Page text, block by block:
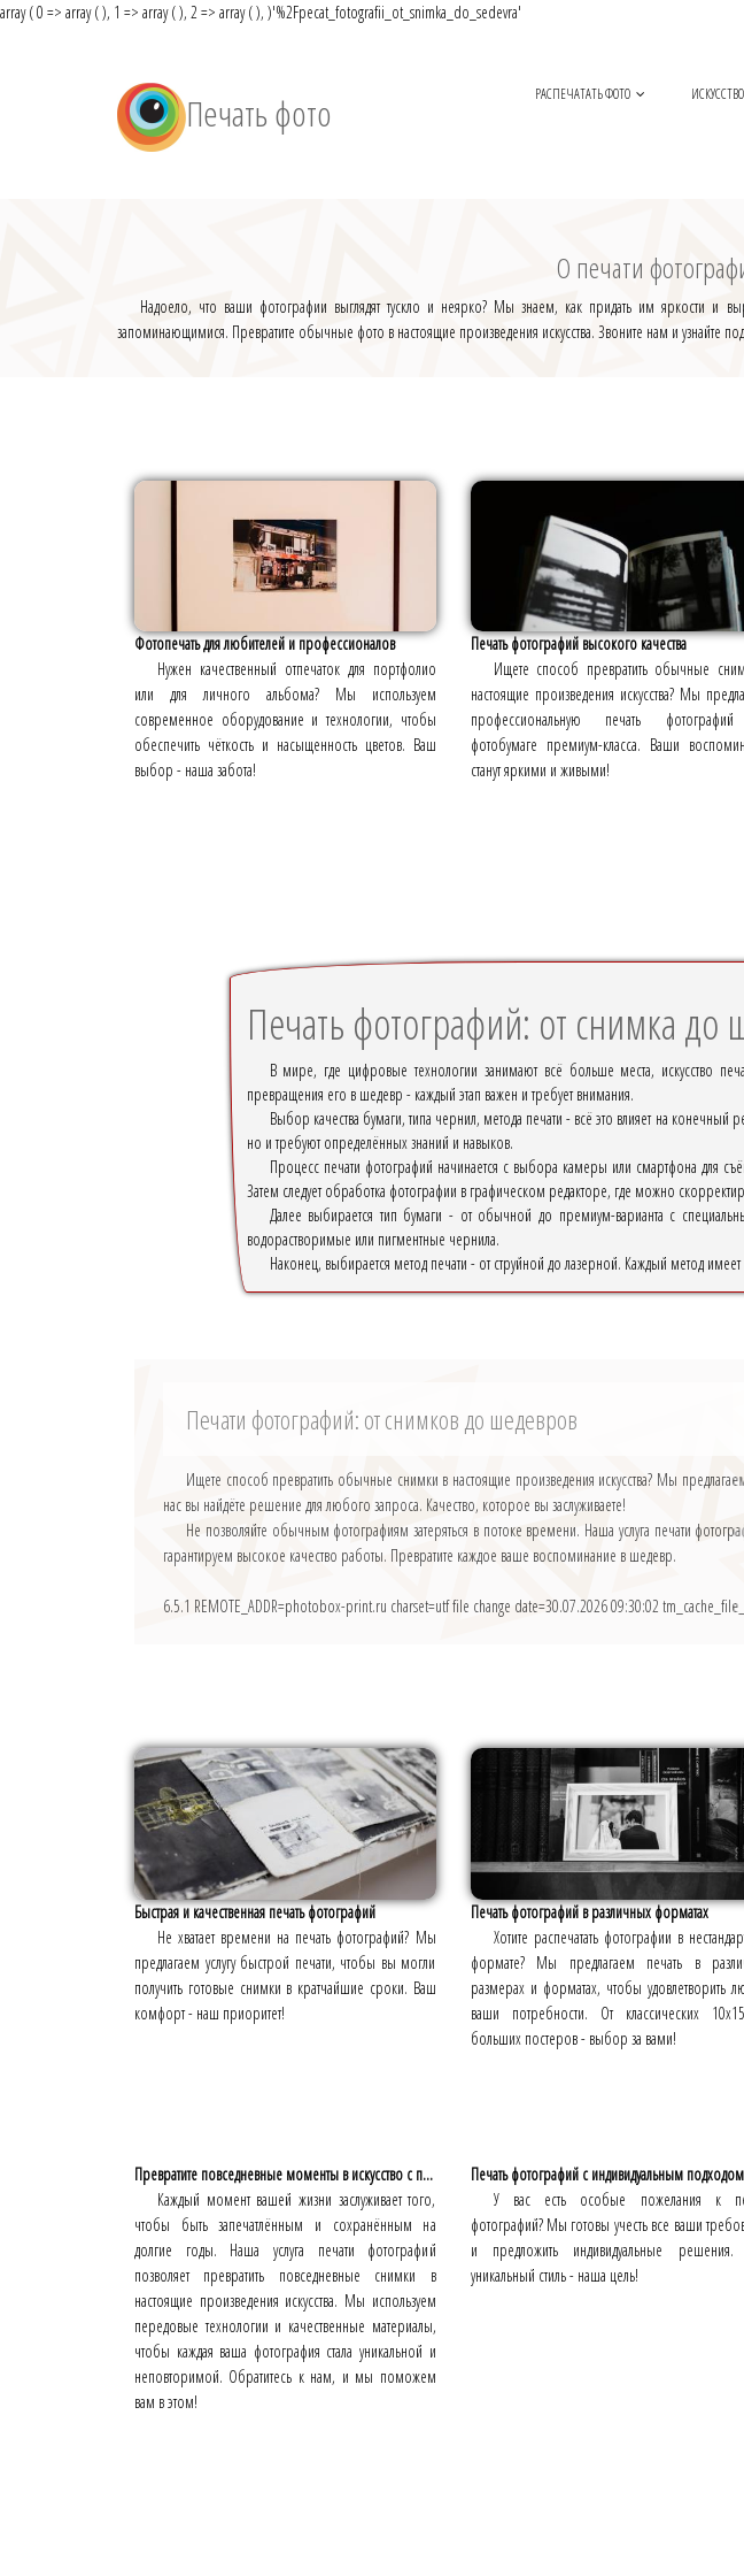
array ( 0 => array ( ), 1 => array ( ), 2 => array ( ), )'%2Fpecat_fotografii_ot_snimka_do_sedevra'
Печать фото РАСПЕЧАТАТЬ ФОТО
О печати
Надоело, что ваши фотографии выглядят тускло и неярко? Мы знаем, как придать им яркости и
запоминающимися. Превратите обычные фото в настоящие произведения искусства. Звоните нам и узнайте
Фотопечать для любителей и профессионалов
Нужен качественный отпечаток для портфолио
или для личного альбома? Мы используем
современное оборудование и технологии, чтобы
обеспечить чёткость и насыщенность цветов. Ваш
выбор - наша забота!
Печать фотографий высокого качества
Ищете способ превратить обычные
настоящие произведения искусства? Мы
профессиональную печать
фотобумаге премиум-класса. Ваши
станут яркими и живыми!
Печать фотографий: от снимка до
В мире, где цифровые технологии занимают всё больше места, искусство
превращения его в шедевр - каждый этап важен и требует внимания.
Выбор качества бумаги, типа чернил, метода печати - всё это влияет на
но и требуют определённых знаний и навыков.
Процесс печати фотографий начинается с выбора камеры или смартфона для
Затем следует обработка фотографии в графическом редакторе, где можно
Далее выбирается тип бумаги - от обычной до премиум-варианта с
водорастворимые или пигментные чернила.
Наконец, выбирается метод печати - от струйной до лазерной. Каждый метод
Печати фотографий: от снимков до шедевров
Ищете способ превратить обычные снимки в настоящие произведения искусства? Мы
нас вы найдёте решение для любого запроса. Качество, которое вы заслуживаете!
Не позволяйте обычным фотографиям затеряться в потоке времени. Наша услуга печати
гарантируем высокое качество работы. Превратите каждое ваше воспоминание в шедевр.
6.5.1 REMOTE_ADDR=photobox-print.ru charset=utf file change date=30.07.2026 09:30:02
Быстрая и качественная печать фотографий
Не хватает времени на печать фотографий? Мы
предлагаем услугу быстрой печати, чтобы вы могли
получить готовые снимки в кратчайшие сроки. Ваш
комфорт - наш приоритет!
Печать фотографий в различных форматах
Хотите распечатать фотографии в
формате? Мы предлагаем печать в
размерах и форматах, чтобы удовлетворить
ваши потребности. От классических
больших постеров - выбор за вами!
Превратите повседневные моменты в искусство с п...
Каждый момент вашей жизни заслуживает того,
чтобы быть запечатлённым и сохранённым на
долгие годы. Наша услуга печати фотографий
позволяет превратить повседневные снимки в
настоящие произведения искусства. Мы используем
передовые технологии и качественные материалы,
чтобы каждая ваша фотография стала уникальной и
неповторимой. Обратитесь к нам, и мы поможем
вам в этом!
Печать фотографий с индивидуальным подходом
У вас есть особые пожелания к
фотографий? Мы готовы учесть все ваши
и предложить индивидуальные
уникальный стиль - наша цель!